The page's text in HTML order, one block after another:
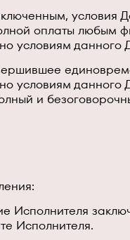
условия
оплаты любым
условиям
условиям данного
и
Исполнителя
Исполнителя.